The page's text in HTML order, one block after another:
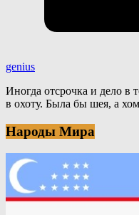
genius
Иногда отсрочка и дело в
в охоту. Была бы шея, а
Народы Мира